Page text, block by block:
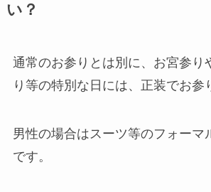
い？
通常のお参りとは別に、お宮参り
り等の特別な日には、正装でお参
男性の場合はスーツ等のフォーマ
です。